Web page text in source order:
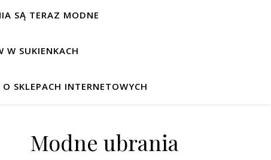
SĄ TERAZ MODNE
W SUKIENKACH
SKLEPACH INTERNETOWYCH
Modne ubrania